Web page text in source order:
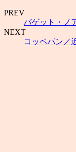
PREV
バゲット・ノ
NEXT
コッペパン／